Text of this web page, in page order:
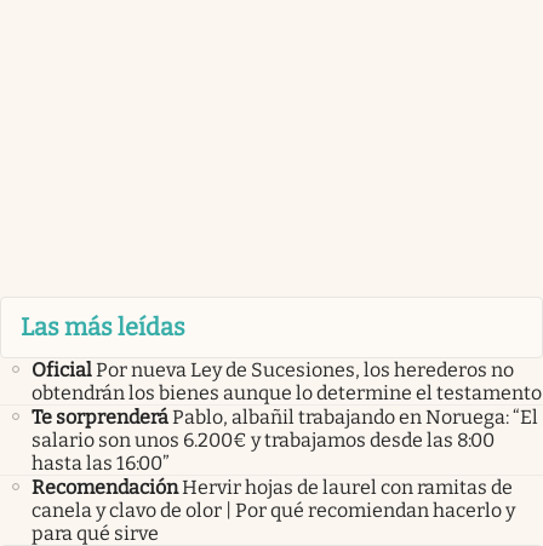
Las más leídas
OficialPor nueva Ley de Sucesiones, los herederos no
obtendrán los bienes aunque lo determine el testamento
Te sorprenderáPablo, albañil trabajando en Noruega: “El
salario son unos 6.200€ y trabajamos desde las 8:00
hasta las 16:00”
RecomendaciónHervir hojas de laurel con ramitas de
canela y clavo de olor | Por qué recomiendan hacerlo y
para qué sirve